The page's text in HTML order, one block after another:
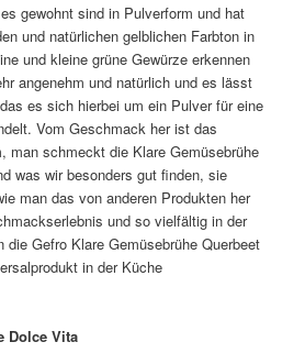
gewohnt sind in Pulverform und hat
und natürlichen gelblichen Farbton in
und kleine grüne Gewürze erkennen
angenehm und natürlich und es lässt
es sich hierbei um ein Pulver für eine
Vom Geschmack her ist das
man schmeckt die Klare Gemüsebrühe
was wir besonders gut finden, sie
man das von anderen Produkten her
und so vielfältig in der
die Gefro Klare Gemüsebrühe Querbeet
in der Küche
Dolce Vita